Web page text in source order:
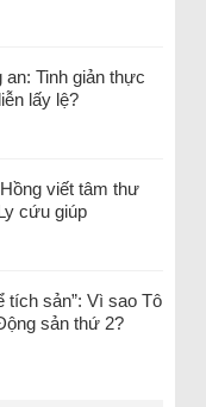
Tinh giản thực
lấy lệ?
viết tâm thư
cứu giúp
tích sản”: Vì sao Tô
sản thứ 2?